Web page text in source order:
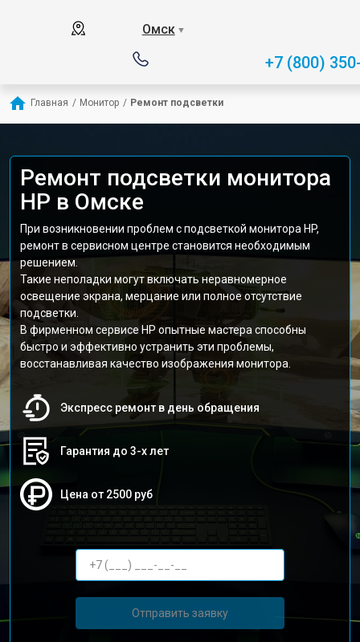
Омск ▼
+7 (800)
Главная / Монитор / Ремонт подсветки
Ремонт подсветки монитора
HP в Омске
При возникновении проблем с подсветкой монитора HP,
ремонт в сервисном центре становится необходимым
решением.
Такие неполадки могут включать неравномерное
освещение экрана, мерцание или полное отсутствие
подсветки.
В фирменном сервисе HP опытные мастера способны
быстро и эффективно устранить эти проблемы,
восстанавливая качество изображения монитора.
Экспресс ремонт в день обращения
Гарантия до 3-х лет
Цена от 2500 руб
Отправить заявку